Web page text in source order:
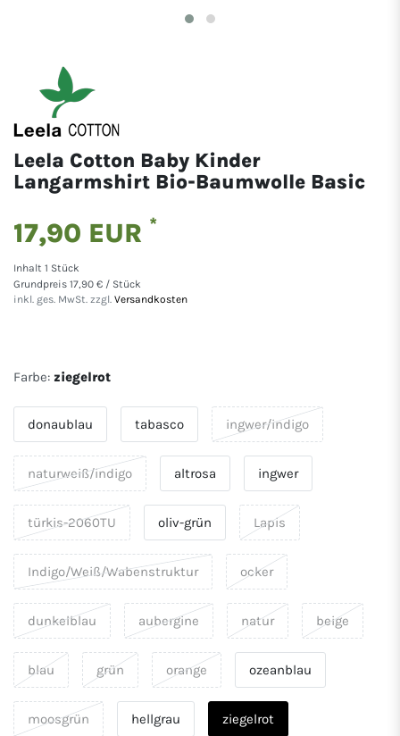
Leela Cotton Baby Kinder
Langarmshirt Bio-Baumwolle Basic
17,90 EUR *
Inhalt 1 Stück
Grundpreis 17,90 € / Stück
inkl. ges. MwSt. zzgl. Versandkosten
Farbe: ziegelrot
donaublau tabasco ingwer/indigo
naturweiß/indigo altrosa ingwer
türkis-2060TU oliv-grün Lapis
Indigo/Weiß/Wabenstruktur ocker
dunkelblau aubergine natur beige
blau grün orange ozeanblau
moosgrün hellgrau ziegelrot